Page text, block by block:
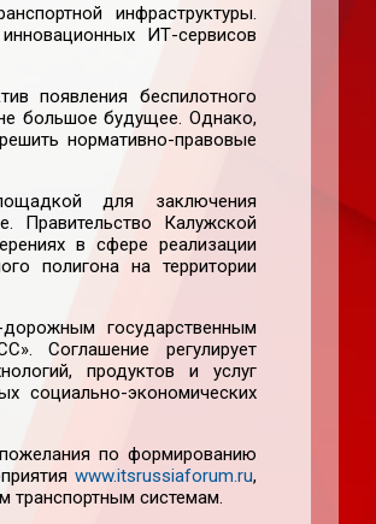
инфраструктуры.
ИТ-сервисов
появления беспилотного
большое будущее. Однако,
нормативно-правовые
для заключения
Правительство Калужской
в сфере реализации
полигона на территории
дорожным государственным
Соглашение регулирует
продуктов и услуг
социально-экономических
пожелания по формированию
www.itsrussiaforum.ru,
транспортным системам.